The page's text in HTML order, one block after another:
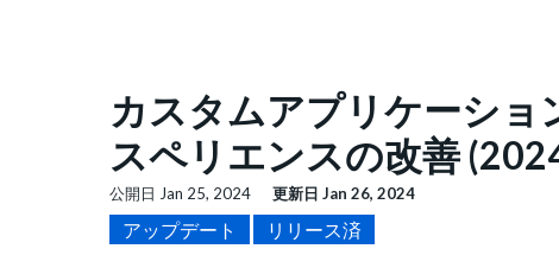
カスタムアプリケーショ
スペリエンスの改善
公開日 Jan 25, 2024 更新日 Jan 26, 2024
アップデート リリース済